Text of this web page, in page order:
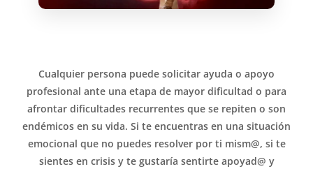
Cualquier persona puede solicitar ayuda o apoyo
profesional ante una etapa de mayor dificultad o para
afrontar dificultades recurrentes que se repiten o son
endémicos en su vida. Si te encuentras en una situación
emocional que no puedes resolver por ti mism@, si te
sientes en crisis y te gustaría sentirte apoyad@ y